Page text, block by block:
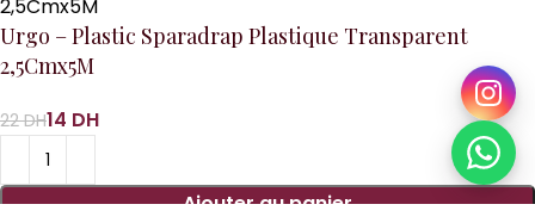
Urgo – Plastic Sparadrap Plastique Transparent
2,5Cmx5M
DH DH
Ajouter au panier